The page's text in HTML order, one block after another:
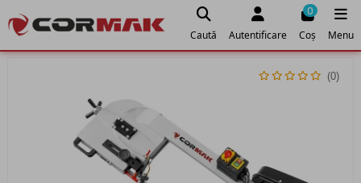
Caută Autentificare
0
Coș Menu
(0)